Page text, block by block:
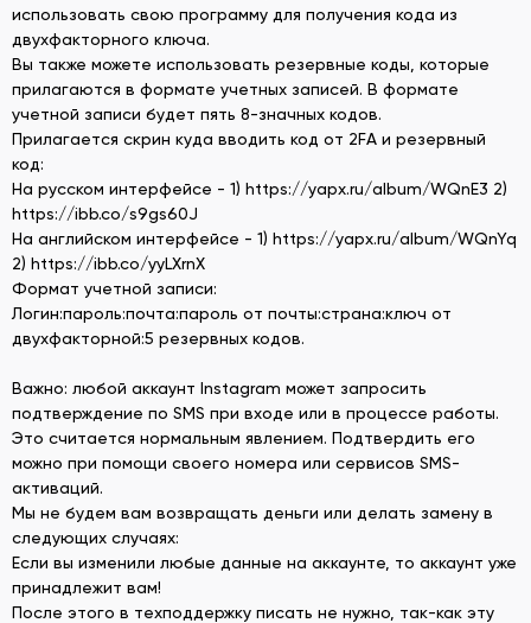
использовать свою программу для получения кода из
двухфакторного ключа.
Вы также можете использовать резервные коды, которые
прилагаются в формате учетных записей. В формате
учетной записи будет пять 8-значных кодов.
Прилагается скрин куда вводить код от 2FA и резервный
код:
На русском интерфейсе - 1) https://yapx.ru/album/WQnE3 2)
https://ibb.co/s9gs60J
На английском интерфейсе - 1) https://yapx.ru/album/WQnYq
2) https://ibb.co/yyLXrnX
Формат учетной записи:
Логин:пароль:почта:пароль от почты:страна:ключ от
двухфакторной:5 резервных кодов.
Важно: любой аккаунт Instagram может запросить
подтверждение по SMS при входе или в процессе работы.
Это считается нормальным явлением. Подтвердить его
можно при помощи своего номера или сервисов SMS-
активаций.
Мы не будем вам возвращать деньги или делать замену в
следующих случаях:
Если вы изменили любые данные на аккаунте, то аккаунт уже
принадлежит вам!
После этого в техподдержку писать не нужно, так-как эту